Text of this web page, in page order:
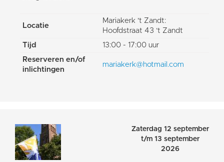
Locatie
Mariakerk 't Zandt:
Hoofdstraat 43 ‘t Zandt
Tijd
13:00 - 17:00 uur
Reserveren en/of
inlichtingen
mariakerk@hotmail.com
Zaterdag 12 september
t/m 13 september
2026